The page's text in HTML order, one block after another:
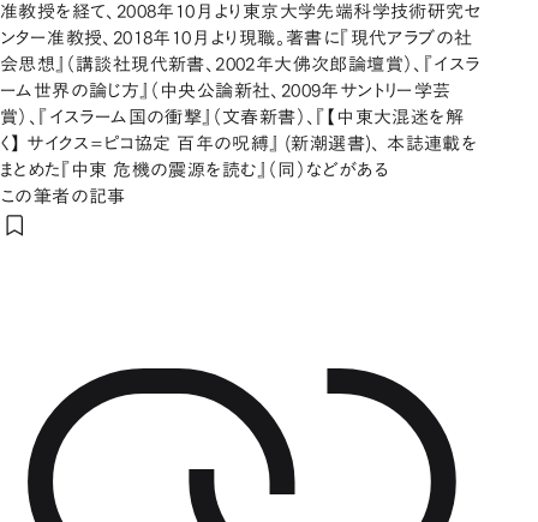
准教授を経て、2008年10月より東京大学先端科学技術研究セ
ンター准教授、2018年10月より現職。著書に『現代アラブの社
会思想』（講談社現代新書、2002年大佛次郎論壇賞）、『イスラ
ーム世界の論じ方』（中央公論新社、2009年サントリー学芸
賞）、『イスラーム国の衝撃』（文春新書）、『【中東大混迷を解
く】 サイクス=ピコ協定 百年の呪縛』 (新潮選書)、 本誌連載を
まとめた『中東 危機の震源を読む』（同）などがある
この筆者の記事